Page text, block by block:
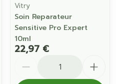
Vitry
Soin Reparateur
Sensitive Pro Expert
10ml
22,97 €